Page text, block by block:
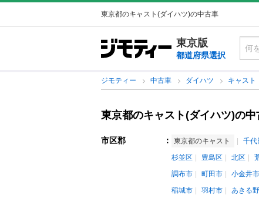
東京都のキャスト(ダイハツ)の中古車
東京版
都道府県選択
ジモティー 中古車 ダイハツ キャスト
東京都のキャスト(ダイハツ)の中
市区郡 ： 東京都のキャスト 千代
杉並区
豊島区 北区
調布市
町田市 小金井市
稲城市
羽村市 あきる